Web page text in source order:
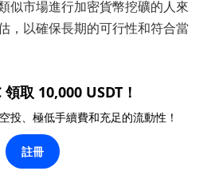
似市場進行加密貨幣挖礦的人來
，以確保長期的可行性和符合當
取 10,000 USDT！
投、極低手續費和充足的流動性！
註冊